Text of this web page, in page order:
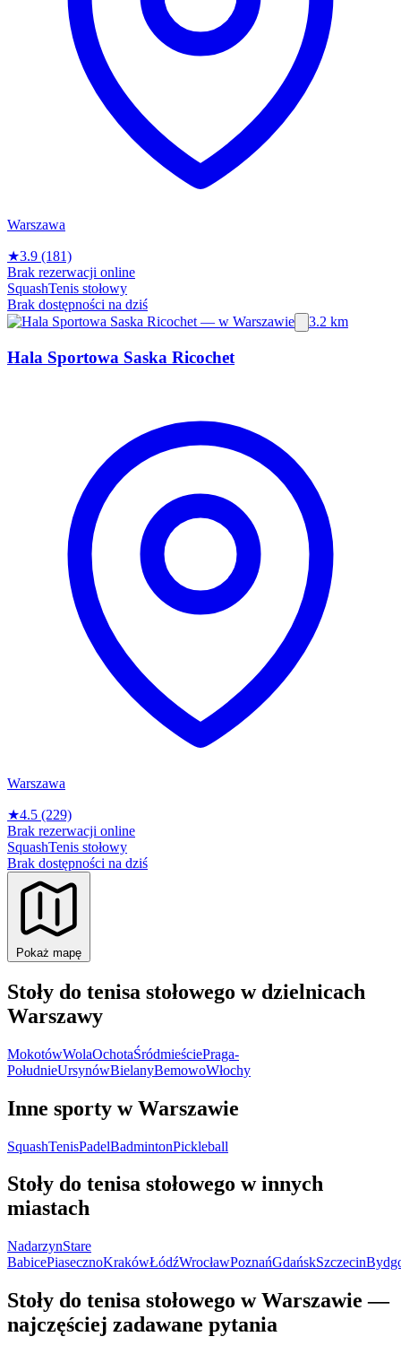
Warszawa
★3.9 (181)
Brak rezerwacji online
SquashTenis stołowy
Brak dostępności na dziś
3.2 km
Hala Sportowa Saska Ricochet
Warszawa
★4.5 (229)
Brak rezerwacji online
SquashTenis stołowy
Brak dostępności na dziś
Pokaż mapę
Stoły do tenisa stołowego w dzielnicach
Warszawy
MokotówWolaOchotaŚródmieściePraga-
PołudnieUrsynówBielanyBemowoWłochy
Inne sporty w Warszawie
SquashTenisPadelBadmintonPickleball
Stoły do tenisa stołowego w innych
miastach
NadarzynStare
BabicePiasecznoKrakówŁódźWrocławPoznańGdańskSzczecin
Stoły do tenisa stołowego w Warszawie —
najczęściej zadawane pytania